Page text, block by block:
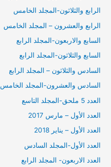
الرابع والثلاثون-المجلد الخامس
الرابع والعشرون – المجلد الخامس
السابع والاربعون-المجلد الرابع
السابع والثلاثون-المجلد الرابع
السادس والثلاثون – المجلد الرابع
السادس والعشرون-المجلد الخامس
العدد 5 ملحق-المجلد التاسع
العدد الأول – مارس 2017
العدد الأول – يناير 2018
العدد الأول-المجلد السادس
العدد الاربعون- المجلد الرابع